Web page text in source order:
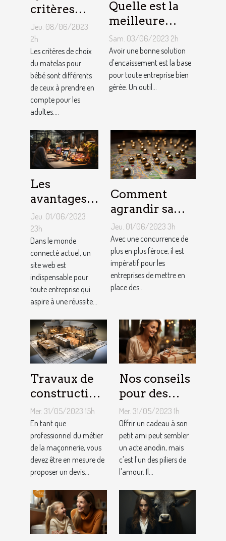
critères
pour
choisir un
matelas de
bébé ?
Jeu. 08/06/2023
2h
Les critères de choix
du matelas pour
bébé sont différents
de ceux à prendre en
compte pour les
adultes....
Quelle est la
meilleure
solution
d'encaissement
pour votre
entreprise ?
Sam. 03/06/2023 2h
Avoir une bonne solution
d'encaissement est la base
pour toute entreprise bien
gérée. Un outil...
Les
avantages
de faire
appel à un
spécialiste
de
conception
de site web
Jeu. 01/06/2023
23h
Dans le monde
connecté actuel, un
site web est
indispensable pour
toute entreprise qui
aspire à une réussite...
Comment
agrandir sa
notoriété
locale et
fidéliser sa
clientèle grâce
aux outils du
référencement
Jeu. 01/06/2023 3h
Avec une concurrence de
plus en plus féroce, il est
impératif pour les
entreprises de mettre en
place des...
Travaux de
construction
d’une maison
: Comment
établir le
devis avec un
artisan
maçon ?
Mer. 31/05/2023 15h
En tant que
professionnel du métier
de la maçonnerie, vous
devez être en mesure de
proposer un devis...
Nos conseils
pour des
cadeaux
idéaux et
originaux
pour votre
petit ami
Mer. 31/05/2023 1h
Offrir un cadeau à son
petit ami peut sembler
un acte anodin, mais
c'est l'un des piliers de
l'amour. Il...